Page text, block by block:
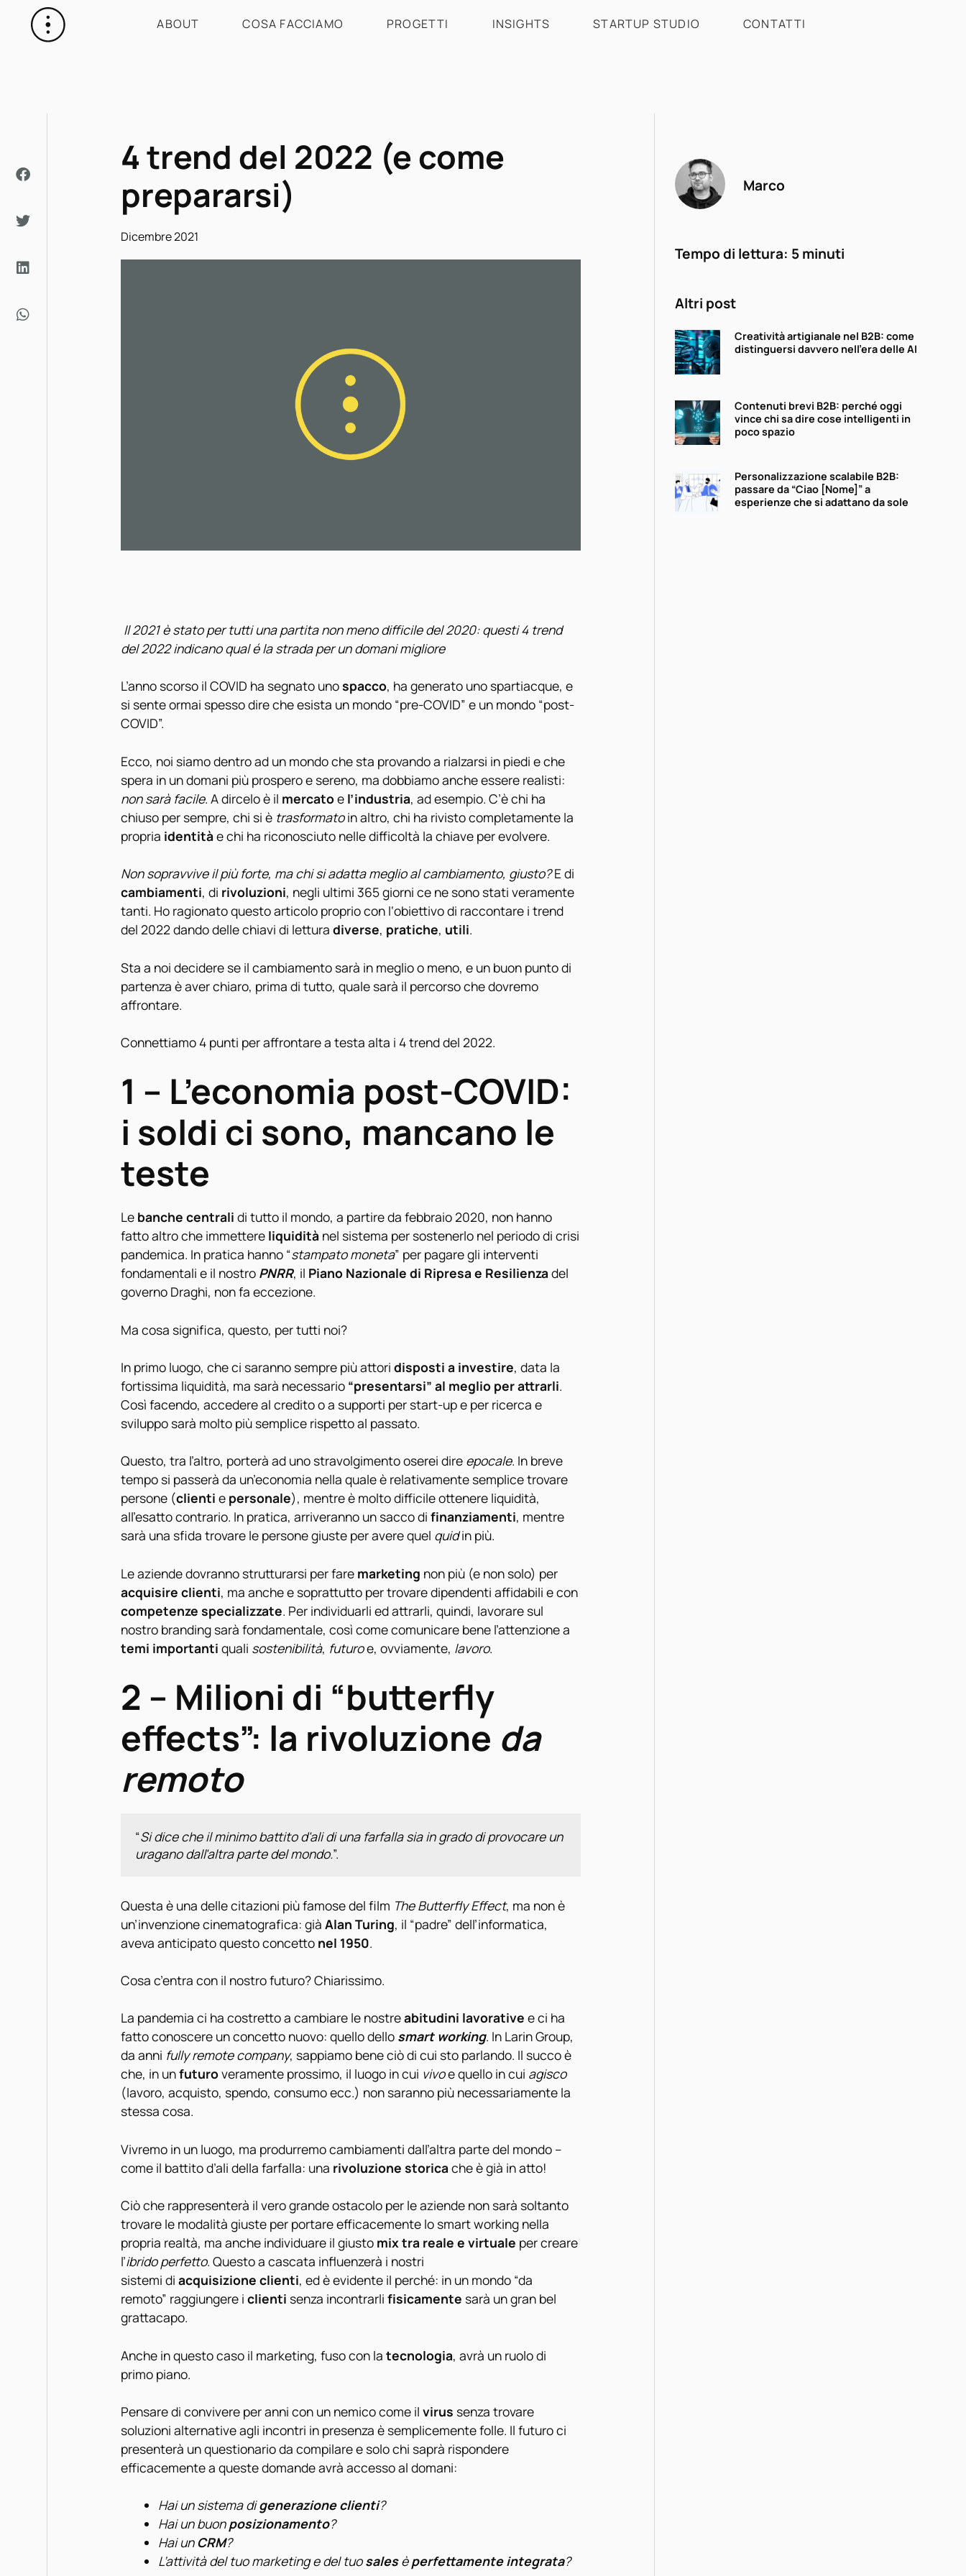
ABOUT COSA FACCIAMO PROGETTI INSIGHTS STARTUP STUDIO CONTATTI
4 trend del 2022 (e come
prepararsi)
Dicembre 2021
Marco
Tempo di lettura: 5minuti
Altri post
Creatività artigianale nel B2B: come
distinguersi davvero nell’era delle AI
Contenuti brevi B2B: perché oggi
vince chi sa dire cose intelligenti in
poco spazio
Personalizzazione scalabile B2B:
passare da “Ciao [Nome]” a
esperienze che si adattano da sole
Il 2021 è stato per tutti una partita non meno difficile del 2020: questi 4 trend
del 2022 indicano qual é la strada per un domani migliore
L’anno scorso il COVID ha segnato unospacco, ha generato uno spartiacque, e
si sente ormai spesso dire che esista un mondo “pre-COVID” e un mondo “post-
COVID”.
Ecco, noi siamo dentro ad un mondo che sta provando a rialzarsi in piedi e che
spera in un domani più prospero e sereno, ma dobbiamo anche essere realisti:
non sarà facile. A dircelo è il mercatoe l’industria, ad esempio. C’è chi ha
chiuso per sempre, chi si è trasformatoin altro, chi ha rivisto completamente la
propria identità e chi ha riconosciuto nelle difficoltà la chiave per evolvere.
Non sopravvive il più forte, ma chi si adatta meglio al cambiamento, giusto?E di
cambiamenti, di rivoluzioni, negli ultimi 365 giorni ce ne sono stati veramente
tanti. Ho ragionato questo articolo proprio con l‘obiettivo di raccontare i trend
del 2022 dando delle chiavi di lettura diverse, pratiche, utili.
Sta a noi decidere se il cambiamento sarà in meglio o meno, e un buon punto di
partenza è aver chiaro, prima di tutto, quale sarà il percorso che dovremo
affrontare.
Connettiamo 4 punti per affrontare a testa alta i 4 trend del 2022.
1 – L’economia post-COVID:
i soldi ci sono, mancano le
teste
Le banche centrali di tutto il mondo, a partire da febbraio 2020, non hanno
fatto altro che immettere liquidità nel sistema per sostenerlo nel periodo di crisi
pandemica. In pratica hanno “stampato moneta” per pagare gli interventi
fondamentali e il nostro PNRR, il Piano Nazionale di Ripresa e Resilienza del
governo Draghi, non fa eccezione.
Ma cosa significa, questo, per tutti noi?
In primo luogo, che ci saranno sempre più attori disposti a investire, data la
fortissima liquidità, ma sarà necessario “presentarsi” al meglio per attrarli.
Così facendo, accedere al credito o a supporti per start-up e per ricerca e
sviluppo sarà molto più semplice rispetto al passato.
Questo, tra l’altro, porterà ad uno stravolgimento oserei dire epocale. In breve
tempo si passerà da un’economia nella quale è relativamente semplice trovare
persone (clienti e personale), mentre è molto difficile ottenere liquidità,
all’esatto contrario. In pratica, arriveranno un sacco di finanziamenti, mentre
sarà una sfida trovare le persone giuste per avere quel quidin più.
Le aziende dovranno strutturarsi per fare marketing non più (e non solo) per
acquisire clienti, ma anche e soprattutto per trovare dipendenti affidabili e con
competenze specializzate. Per individuarli ed attrarli, quindi, lavorare sul
nostro branding sarà fondamentale, così come comunicare bene l’attenzione a
temi importanti quali sostenibilità, futuroe, ovviamente, lavoro.
2 – Milioni di “butterfly
effects”: la rivoluzione da
remoto
“Si dice che il minimo battito d'ali di una farfalla sia in grado di provocare un
uragano dall'altra parte del mondo.”.
Questa è una delle citazioni più famose del film The Butterfly Effect, ma non è
un’invenzione cinematografica: già Alan Turing, il “padre” dell’informatica,
aveva anticipato questo concetto nel 1950.
Cosa c’entra con il nostro futuro? Chiarissimo.
La pandemia ci ha costretto a cambiare le nostreabitudini lavorative e ci ha
fatto conoscere un concetto nuovo: quello dello smart working. In Larin Group,
da anni fully remote company, sappiamo bene ciò di cui sto parlando. Il succo è
che, in unfuturoveramente prossimo, il luogo in cui vivoe quello in cui agisco
(lavoro, acquisto, spendo, consumo ecc.) non saranno più necessariamente la
stessa cosa.
Vivremo in un luogo, ma produrremo cambiamenti dall’altra parte del mondo –
come il battito d’ali della farfalla: una rivoluzione storica che è già in atto!
Ciò che rappresenterà il vero grande ostacolo per le aziende non sarà soltanto
trovare le modalità giuste per portare efficacemente lo smart working nella
propria realtà, ma anche individuare il giusto mix tra reale e virtuale per creare
l’ibrido perfetto. Questo a cascata influenzerà i nostri
sistemi di acquisizione clienti, ed è evidente il perché: in un mondo “da
remoto” raggiungere i clienti senza incontrarli fisicamente sarà un gran bel
grattacapo.
Anche in questo caso il marketing, fuso con la tecnologia, avrà un ruolo di
primo piano.
Pensare di convivere per anni con un nemico come il virus senza trovare
soluzioni alternative agli incontri in presenza è semplicemente folle. Il futuro ci
presenterà un questionario da compilare e solo chi saprà rispondere
efficacemente a queste domande avrà accesso al domani:
Hai un sistema digenerazione clienti?
Hai un buonposizionamento?
Hai unCRM?
L’attività del tuo marketing e del tuosalesèperfettamente integrata?